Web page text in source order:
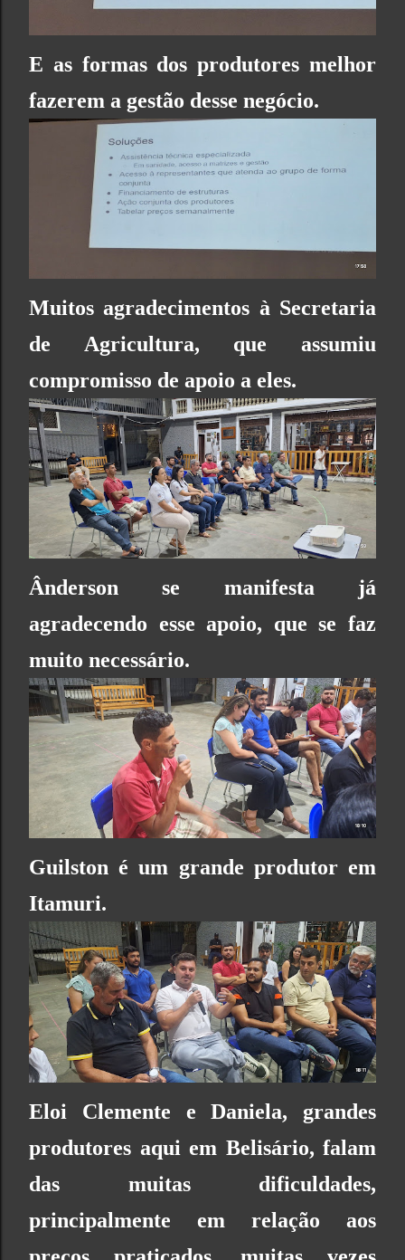
E as formas dos produtores melhor
fazerem a gestão desse negócio.
Muitos agradecimentos à Secretaria
de Agricultura, que assumiu
compromisso de apoio a eles.
Ânderson se manifesta já
agradecendo esse apoio, que se faz
muito necessário.
Guilston é um grande produtor em
Itamuri.
Eloi Clemente e Daniela, grandes
produtores aqui em Belisário, falam
das muitas dificuldades,
principalmente em relação aos